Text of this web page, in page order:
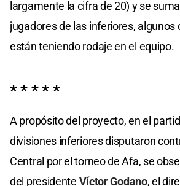
largamente la cifra de 20) y se
jugadores de las inferiores, algunos
están teniendo rodaje en el equipo.
* * * * *
A propósito del proyecto, en el
divisiones inferiores disputaron
Central por el torneo de Afa, se
del presidente Víctor Godano, el